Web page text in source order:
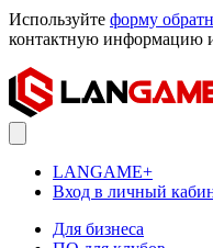
Используйте форму
контактную информацию
LANGAME+
Вход в личный
Для бизнеса